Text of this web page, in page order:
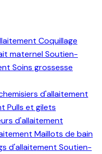
Coquillage
maternelSoutien-
Soins grossesse
d'allaitement
Pulls et gilets
d'allaitement
Maillots de bain
d'allaitement Soutien-